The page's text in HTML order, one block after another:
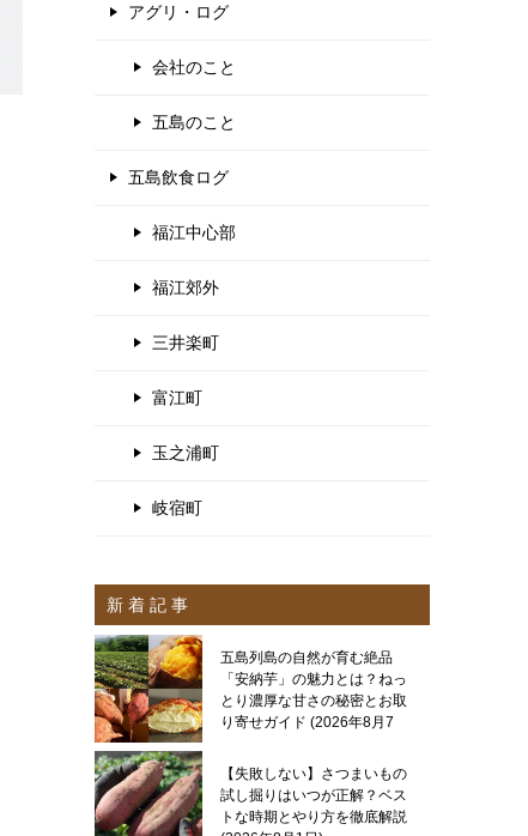
アグリ・ログ
会社のこと
五島のこと
五島飲食ログ
福江中心部
福江郊外
三井楽町
富江町
玉之浦町
岐宿町
新 着 記 事
五島列島の自然が育む絶品
「安納芋」の魅力とは？ねっ
とり濃厚な甘さの秘密とお取
り寄せガイド 2026年8月7
【失敗しない】さつまいもの
試し掘りはいつが正解？ベス
トな時期とやり方を徹底解説